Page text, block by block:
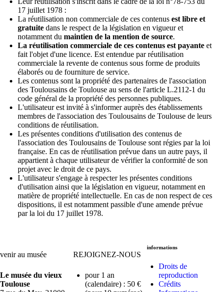
17 juillet 1978 :
La réutilisation non commerciale de ces contenus est libre et
gratuite dans le respect de la législation en vigueur et
notamment du maintien de la mention de source.
La réutilisation commerciale de ces contenus est payante et
fait l'objet d'une licence. Est entendue par réutilisation
commerciale la revente de contenus sous forme de produits
élaborés ou de fourniture de service.
Les contenus sont la propriété des partenaires de l'association
des Toulousains de Toulouse au sens de l'article L.2112-1 du
code général de la propriété des personnes publiques.
L'utilisateur est invité à s'informer auprès des établissements
membres de l'association des Toulousains de Toulouse de leurs
conditions de réutilisation.
Les présentes conditions d'utilisation des contenus de
l'association des Toulousains de Toulouse sont régies par la loi
française. En cas de réutilisation prévue dans un autre pays, il
appartient à chaque utilisateur de vérifier la conformité de son
projet avec le droit de ce pays.
L'utilisateur s'engage à respecter les présentes conditions
d'utilisation ainsi que la législation en vigueur, notamment en
matière de propriété intellectuelle. En cas de non respect de ces
dispositions, il est notamment passible d'une amende prévue
par la loi du 17 juillet 1978.
venir au musée
Le musée du vieux
Toulouse
REJOIGNEZ-NOUS
pour 1 an
(calendaire) : 50 €
informations
Droits de
reproduction
Crédits